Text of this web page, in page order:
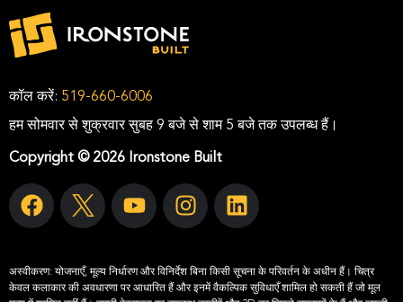
कॉल करें: 519-660-6006
हम सोमवार से शुक्रवार सुबह 9 बजे से शाम 5 बजे तक उपलब्ध हैं।
Copyright © 2026 Ironstone Built
अस्वीकरण: योजनाएँ, मूल्य निर्धारण और विनिर्देश बिना किसी सूचना के परिवर्तन के अधीन हैं। चित्र
केवल कलाकार की अवधारणा पर आधारित हैं और इनमें वैकल्पिक सुविधाएँ शामिल हो सकती हैं जो मूल